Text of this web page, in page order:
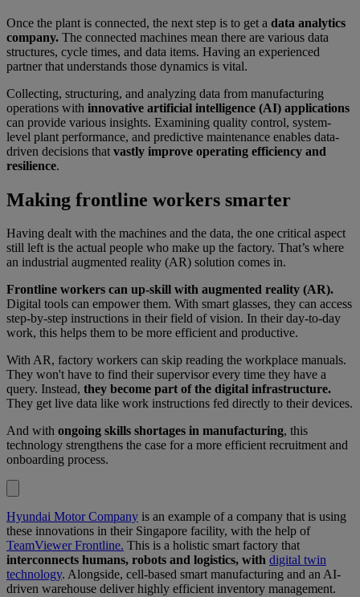
Once the plant is connected, the next step is to get a data analytics
company. The connected machines mean there are various data
structures, cycle times, and data items. Having an experienced
partner that understands those dynamics is vital.
Collecting, structuring, and analyzing data from manufacturing
operations with innovative artificial intelligence (AI) applications
can provide various insights. Examining quality control, system-
level plant performance, and predictive maintenance enables data-
driven decisions that vastly improve operating efficiency and
resilience.
Making frontline workers smarter
Having dealt with the machines and the data, the one critical aspect
still left is the actual people who make up the factory. That’s where
an industrial augmented reality (AR) solution comes in.
Frontline workers can up-skill with augmented reality (AR).
Digital tools can empower them. With smart glasses, they can access
step-by-step instructions in their field of vision. In their day-to-day
work, this helps them to be more efficient and productive.
With AR, factory workers can skip reading the workplace manuals.
They won't have to find their supervisor every time they have a
query. Instead, they become part of the digital infrastructure.
They get live data like work instructions fed directly to their devices.
And with ongoing skills shortages in manufacturing, this
technology strengthens the case for a more efficient recruitment and
onboarding process.
Hyundai Motor Company is an example of a company that is using
these innovations in their Singapore facility, with the help of
TeamViewer Frontline. This is a holistic smart factory that
interconnects humans, robots and logistics, with digital twin
technology. Alongside, cell-based smart manufacturing and an AI-
driven warehouse deliver highly efficient inventory management.